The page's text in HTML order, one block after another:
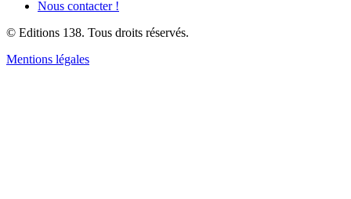
Nous contacter !
© Editions 138. Tous droits réservés.
Mentions légales